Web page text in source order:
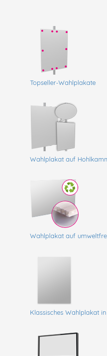
Topseller-Wahlplakate
Wahlplakat auf
Wahlplakat auf
Klassisches Wahlplakat